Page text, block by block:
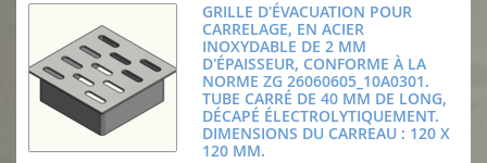
GRILLE D'ÉVACUATION POUR
CARRELAGE, EN ACIER
INOXYDABLE DE 2 MM
D'ÉPAISSEUR, CONFORME À LA
NORME ZG 26060605_10A0301.
TUBE CARRÉ DE 40 MM DE LONG,
DÉCAPÉ ÉLECTROLYTIQUEMENT.
DIMENSIONS DU CARREAU : 120 X
120 MM.